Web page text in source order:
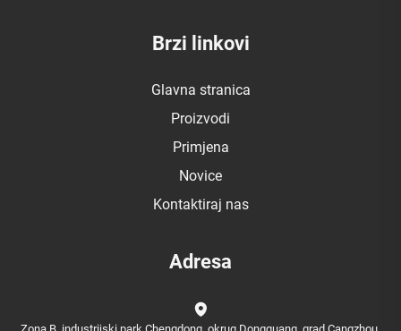
Brzi linkovi
Glavna stranica
Proizvodi
Primjena
Novice
Kontaktiraj nas
Adresa